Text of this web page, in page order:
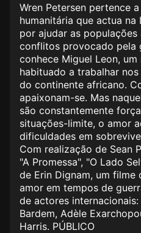
Wren Petersen pertence
humanitária que actua
por ajudar as
conflitos provocado pela
conhece Miguel Leon,
habituado a trabalhar
do continente africano.
apaixonam-se. Mas
são constantemente
situações-limite, o amor
dificuldades em
Com realização de Sean
"A Promessa", "O Lado
de Erin Dignam, um filme
amor em tempos de
de actores
Bardem, Adèle
Harris. PÚBLICO